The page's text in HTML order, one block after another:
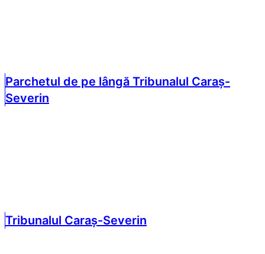
Parchetul de pe lângă Tribunalul Caraș-
Severin
Tribunalul Caraș-Severin